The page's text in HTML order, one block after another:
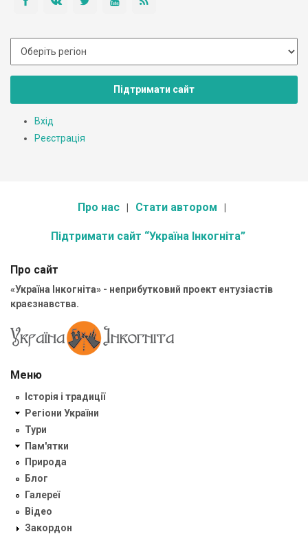
Підтримати сайт
Вхід
Реєстрація
Про нас Стати автором
Підтримати сайт “Україна Інкогніта”
Про сайт
«Україна Інкогніта» - неприбутковий проект ентузіастів
краєзнавства.
Меню
Історія і традиції
Регіони України
Тури
Пам'ятки
Природа
Блог
Галереї
Відео
Закордон